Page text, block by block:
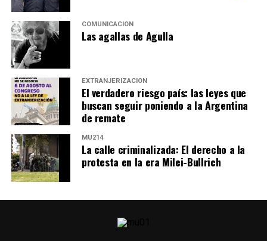
COMUNICACIÓN
Las agallas de Agulla
EXTRANJERIZACIÓN
El verdadero riesgo país: las leyes que
buscan seguir poniendo a la Argentina
de remate
MU214
La calle criminalizada: El derecho a la
protesta en la era Milei-Bullrich